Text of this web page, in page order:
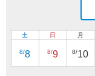
土
8/8
日
8/9
月
8/10